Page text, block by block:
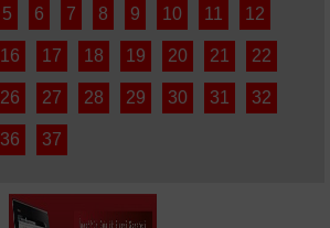
5 6 7 8 9 10 11 12
16 17 18 19 20 21 22
26 27 28 29 30 31 32
36 37